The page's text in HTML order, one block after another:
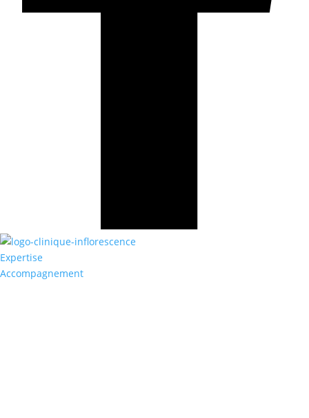
Expertise
Accompagnement